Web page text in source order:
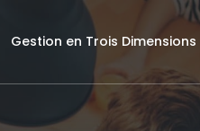
Gestion en Trois Dimensions